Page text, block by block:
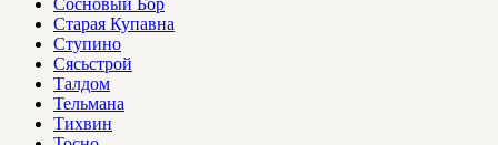
Старая Купавна
Ступино
Сясьстрой
Талдом
Тельмана
Тихвин